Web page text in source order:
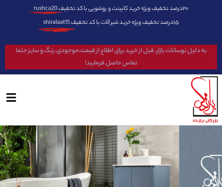
۲۰درصد تخفیف ویژه خرید کابینت و روشویی با کد تخفیف
rushca20
۱۵درصد تخفیف ویژه خرید شیرآلات با کد تخفیف
shiralaat15
به دلیل نوسانات بازار، قبل از خرید برای اطلاع از قیمت،موجودی، رنگ و سایز حتما
تماس حاصل فرمایید!